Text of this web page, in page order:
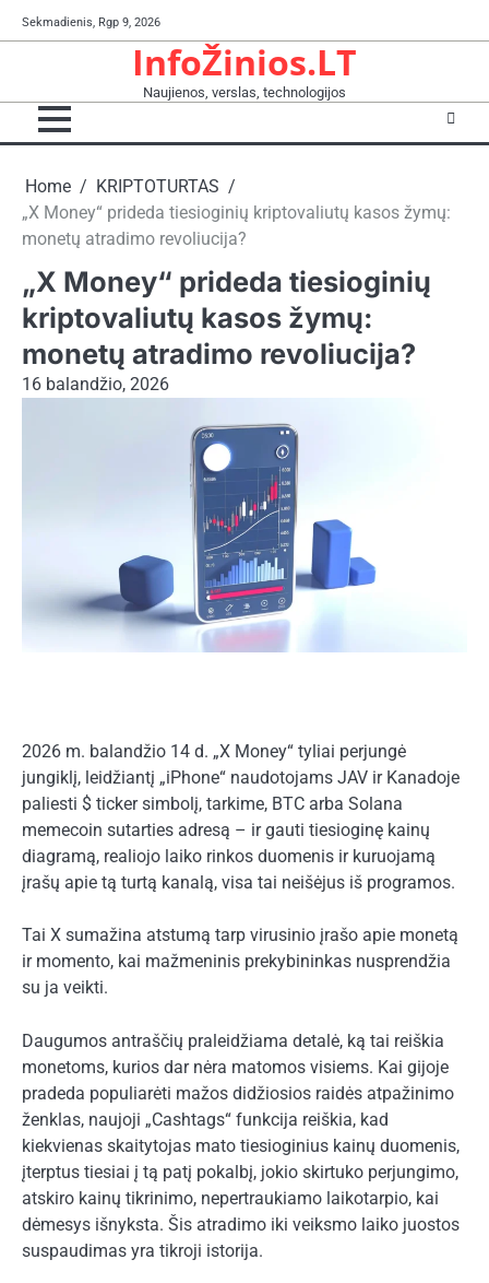
to
Sekmadienis, Rgp 9, 2026
InfoŽinios.LT
Naujienos, verslas, technologijos
Home
KRIPTOTURTAS
„X Money“ prideda tiesioginių kriptovaliutų kasos žymų:
monetų atradimo revoliucija?
„X Money“ prideda tiesioginių
kriptovaliutų kasos žymų:
monetų atradimo revoliucija?
16 balandžio, 2026
2026 m. balandžio 14 d. „X Money“ tyliai perjungė
jungiklį, leidžiantį „iPhone“ naudotojams JAV ir Kanadoje
paliesti $ ticker simbolį, tarkime, BTC arba Solana
memecoin sutarties adresą – ir gauti tiesioginę kainų
diagramą, realiojo laiko rinkos duomenis ir kuruojamą
įrašų apie tą turtą kanalą, visa tai neišėjus iš programos.
Tai X sumažina atstumą tarp virusinio įrašo apie monetą
ir momento, kai mažmeninis prekybininkas nusprendžia
su ja veikti.
Daugumos antraščių praleidžiama detalė, ką tai reiškia
monetoms, kurios dar nėra matomos visiems. Kai gijoje
pradeda populiarėti mažos didžiosios raidės atpažinimo
ženklas, naujoji „Cashtags“ funkcija reiškia, kad
kiekvienas skaitytojas mato tiesioginius kainų duomenis,
įterptus tiesiai į tą patį pokalbį, jokio skirtuko perjungimo,
atskiro kainų tikrinimo, nepertraukiamo laikotarpio, kai
dėmesys išnyksta. Šis atradimo iki veiksmo laiko juostos
suspaudimas yra tikroji istorija.